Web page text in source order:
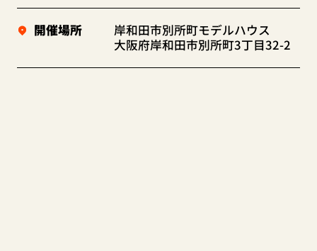
開催場所
岸和田市別所町モデルハウス
大阪府岸和田市別所町3丁目32-2